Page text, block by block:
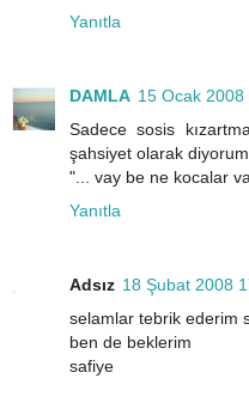
Yanıtla
DAMLA 15 Ocak 2008
Sadece sosis
şahsiyet olarak
"... vay be ne kocalar
Yanıtla
Adsız 18 Şubat 2008
selamlar tebrik ederim
ben de beklerim
safiye